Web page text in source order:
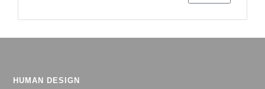
HUMAN DESIGN